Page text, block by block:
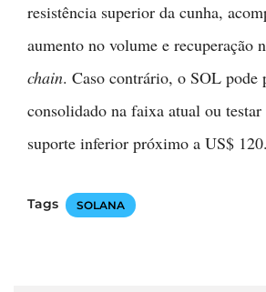
resistência superior da cunha,
aumento no volume e recuperação
chain. Caso contrário, o SOL pode
consolidado na faixa atual ou testar
suporte inferior próximo a US$ 120.
Tags SOLANA